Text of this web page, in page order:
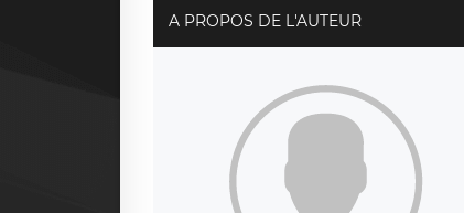
A PROPOS DE L'AUTEUR